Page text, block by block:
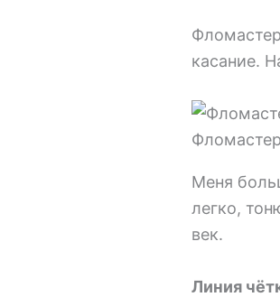
касание.
Меня
легко,
век.
Линия